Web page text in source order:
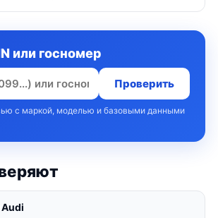
или госномер
Проверить
с маркой, моделью и базовыми данными